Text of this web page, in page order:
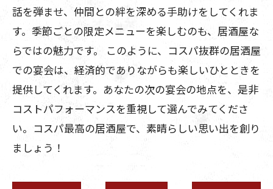
話を弾ませ、仲間との絆を深める手助けをしてくれま
す。季節ごとの限定メニューを楽しむのも、居酒屋な
らではの魅力です。 このように、コスパ抜群の居酒屋
での宴会は、経済的でありながらも楽しいひとときを
提供してくれます。あなたの次の宴会の地点を、是非
コストパフォーマンスを重視して選んでみてくださ
い。コスパ最高の居酒屋で、素晴らしい思い出を創り
ましょう！